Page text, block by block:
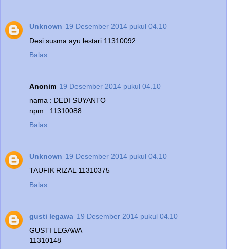
Unknown 19 Desember 2014 pukul 04.10
Desi susma ayu lestari 11310092
Balas
Anonim 19 Desember 2014 pukul 04.10
nama : DEDI SUYANTO
npm : 11310088
Balas
Unknown 19 Desember 2014 pukul 04.10
TAUFIK RIZAL 11310375
Balas
gusti legawa 19 Desember 2014 pukul 04.10
GUSTI LEGAWA
11310148